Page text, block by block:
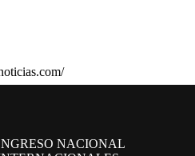
NACIONAL